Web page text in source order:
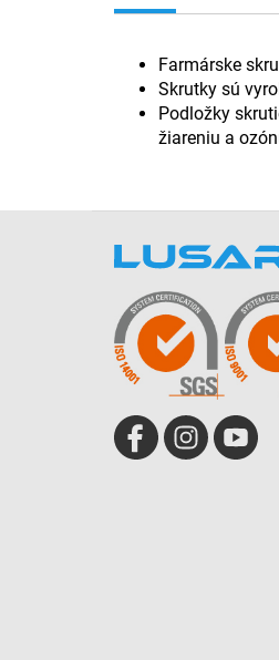
Farmárske
Skrutky sú
Podložky
žiareniu a